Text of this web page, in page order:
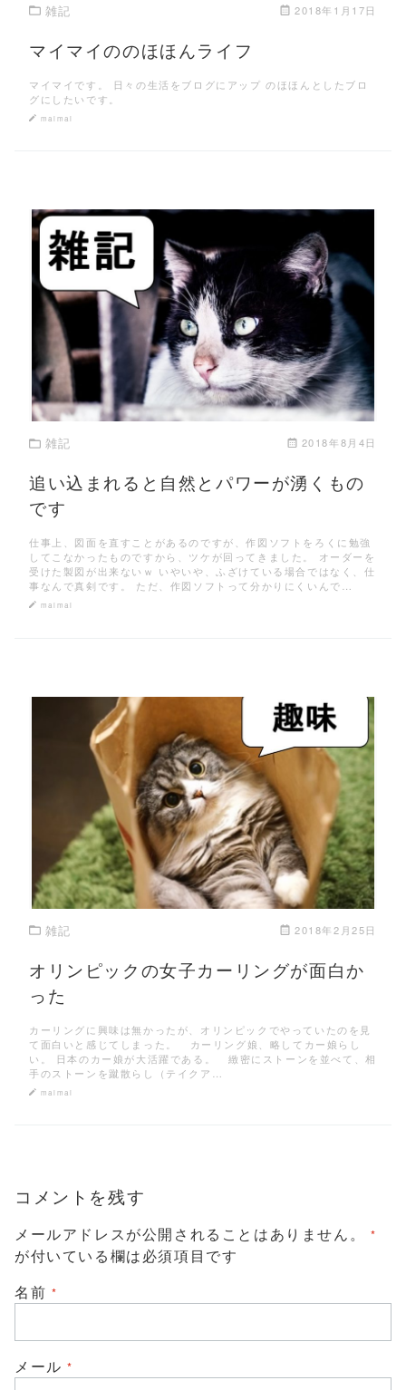
雑記 2018年1月17日
マイマイののほほんライフ
マイマイです。 日々の生活をブログにアップ のほほんとしたブロ
グにしたいです。
maimai
この記事を読む
雑記 2018年8月4日
追い込まれると自然とパワーが湧くもの
です
仕事上、図面を直すことがあるのですが、作図ソフトをろくに勉強
してこなかったものですから、ツケが回ってきました。 オーダーを
受けた製図が出来ないｗ いやいや、ふざけている場合ではなく、仕
事なんで真剣です。 ただ、作図ソフトって分かりにくいんで…
maimai
この記事を読む
雑記 2018年2月25日
オリンピックの女子カーリングが面白か
った
カーリングに興味は無かったが、オリンピックでやっていたのを見
て面白いと感じてしまった。 カーリング娘、略してカー娘らし
い。 日本のカー娘が大活躍である。 緻密にストーンを並べて、相
手のストーンを蹴散らし（テイクア…
maimai
コメントを残す
メールアドレスが公開されることはありません。 *
が付いている欄は必須項目です
名前 *
メール*